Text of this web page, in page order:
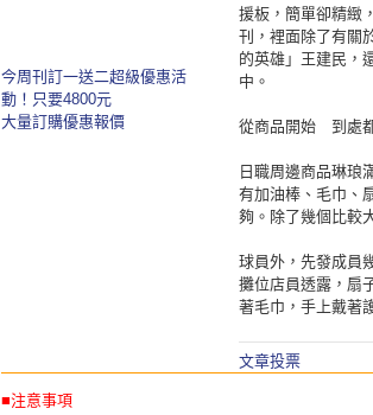
援板，簡單卻精緻
刊，裡面除了有關
的英雄」王建民，
中。
從商品開始 到處
日職周邊商品琳琅
有加油棒、毛巾、
夠。除了幾個比較
球員外，先發成員
攤位店員透露，扇
著毛巾，手上戴著
文章投票
今周刊訂一送二超級優惠活
動！只要4800元
大量訂購優惠報價
■注意事項